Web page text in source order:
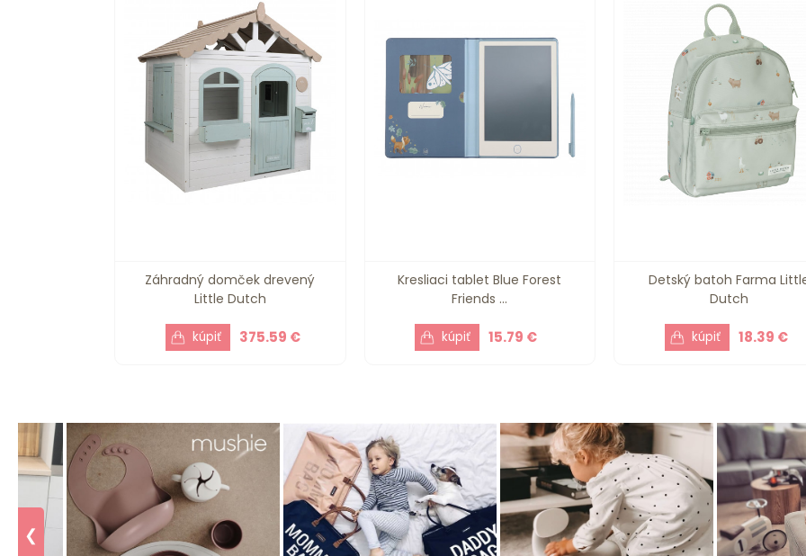
Záhradný domček drevený
Little Dutch
375.59 €
Kresliaci tablet Blue Forest
Friends ...
15.79 €
Detský batoh Farma
Dutch
18.39 €
❮